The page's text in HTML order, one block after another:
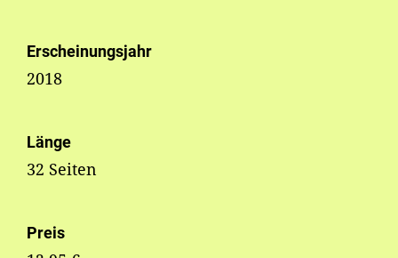
Erscheinungsjahr
2018
Länge
32 Seiten
Preis